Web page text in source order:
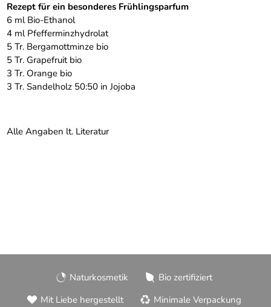
Rezept für ein besonderes Frühlingsparfum
6 ml Bio-Ethanol
4 ml Pfefferminzhydrolat
5 Tr. Bergamottminze bio
5 Tr. Grapefruit bio
3 Tr. Orange bio
3 Tr. Sandelholz 50:50 in Jojoba
Alle Angaben lt. Literatur
Naturkosmetik
Bio zertifiziert
Mit Liebe hergestellt
Minimale Verpackung